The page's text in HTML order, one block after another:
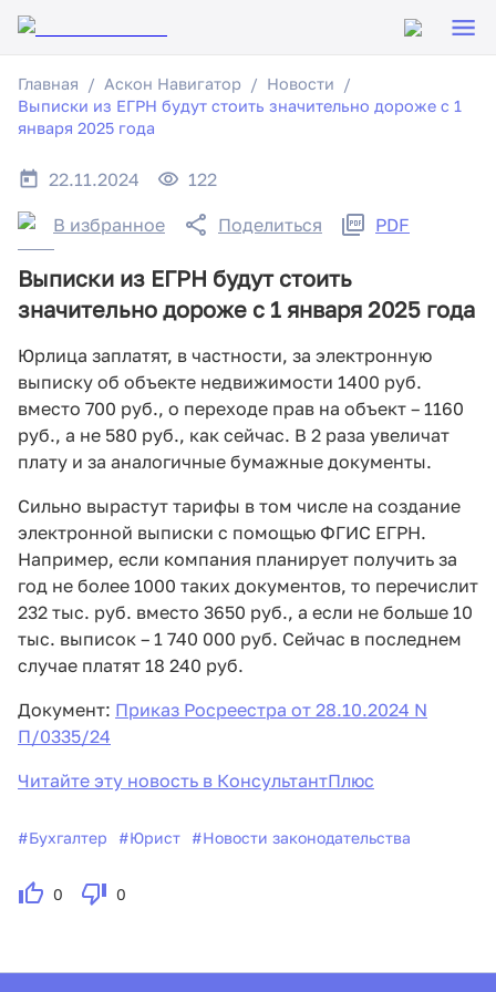
Главная Аскон Навигатор
Новости
Выписки из ЕГРН будут стоить значительно дороже с 1
января 2025 года
22.11.2024 122
В избранное Поделиться PDF
Выписки из ЕГРН будут стоить
значительно дороже с 1 января 2025 года
Юрлица заплатят, в частности, за электронную
выписку об объекте недвижимости 1400 руб.
вместо 700 руб., о переходе прав на объект – 1160
руб., а не 580 руб., как сейчас. В 2 раза увеличат
плату и за аналогичные бумажные документы.
Сильно вырастут тарифы в том числе на создание
электронной выписки с помощью ФГИС ЕГРН.
Например, если компания планирует получить за
год не более 1000 таких документов, то перечислит
232 тыс. руб. вместо 3650 руб., а если не больше 10
тыс. выписок – 1 740 000 руб. Сейчас в последнем
случае платят 18 240 руб.
Документ: Приказ Росреестра от 28.10.2024 N
П/0335/24
Читайте эту новость в КонсультантПлюс
#Бухгалтер #Юрист #Новости законодательства
0 0